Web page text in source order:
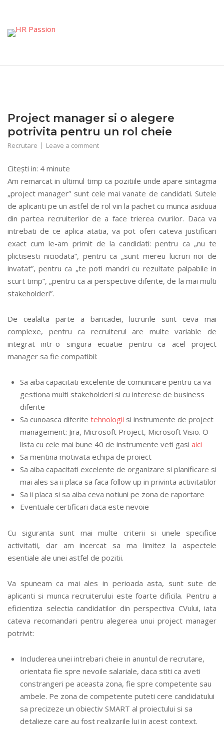
content
Project manager si o alegere
potrivita pentru un rol cheie
Recrutare Leave a comment
Citești in: 4 minute
Am remarcat in ultimul timp ca pozitiile unde apare sintagma
„project manager” sunt cele mai vanate de candidati. Sutele
de aplicanti pe un astfel de rol vin la pachet cu munca asiduua
din partea recruiterilor de a face trierea cvurilor. Daca va
intrebati de ce aplica atatia, va pot oferi cateva justificari
exact cum le-am primit de la candidati: pentru ca „nu te
plictisesti niciodata”, pentru ca „sunt mereu lucruri noi de
invatat”, pentru ca „te poti mandri cu rezultate palpabile in
scurt timp”, „pentru ca ai perspective diferite, de la mai multi
stakeholderi”.
De cealalta parte a baricadei, lucrurile sunt ceva mai
complexe, pentru ca recruiterul are multe variable de
integrat intr-o singura ecuatie pentru ca acel project
manager sa fie compatibil:
Sa aiba capacitati excelente de comunicare pentru ca va
gestiona multi stakeholderi si cu interese de business
diferite
Sa cunoasca diferite tehnologii si instrumente de project
management: Jira, Microsoft Project, Microsoft Visio. O
lista cu cele mai bune 40 de instrumente veti gasi aici
Sa mentina motivata echipa de proiect
Sa aiba capacitati excelente de organizare si planificare si
mai ales sa ii placa sa faca follow up in privinta activitatilor
Sa ii placa si sa aiba ceva notiuni pe zona de raportare
Eventuale certificari daca este nevoie
Cu siguranta sunt mai multe criterii si unele specifice
activitatii, dar am incercat sa ma limitez la aspectele
esentiale ale unei astfel de pozitii.
Va spuneam ca mai ales in perioada asta, sunt sute de
aplicanti si munca recruiterului este foarte dificila. Pentru a
eficientiza selectia candidatilor din perspectiva CVului, iata
cateva recomandari pentru alegerea unui project manager
potrivit:
Includerea unei intrebari cheie in anuntul de recrutare,
orientata fie spre nevoile salariale, daca stiti ca aveti
constrangeri pe aceasta zona, fie spre competente sau
ambele. Pe zona de competente puteti cere candidatului
sa precizeze un obiectiv SMART al proiectului si sa
detalieze care au fost realizarile lui in acest context.